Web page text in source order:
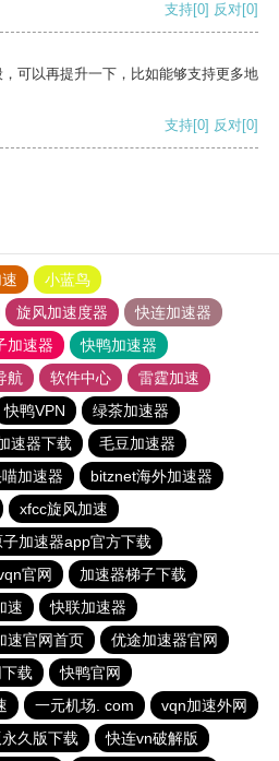
支持[0] 反对[0]
可以再提升一下，比如能够支持更多地
支持[0] 反对[0]
小蓝鸟
旋风加速度器
快连加速器
加速器
快鸭加速器
航 软件中心
雷霆加速
快鸭VPN
绿茶加速器
速器下载
毛豆加速器
加速器
bitznet海外加速器
xfcc旋风加速
子加速器app官方下载
官网
加速器梯子下载
速
快联加速器
速官网首页
优途加速器官网
载
快鸭官网
一元机场. com
vqn加速外网
久版下载 快连vn破解版